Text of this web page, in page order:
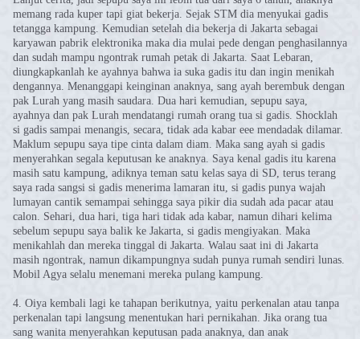
memang rada kuper tapi giat bekerja. Sejak STM dia menyukai gadis
tetangga kampung. Kemudian setelah dia bekerja di Jakarta sebagai
karyawan pabrik elektronika maka dia mulai pede dengan penghasilannya
dan sudah mampu ngontrak rumah petak di Jakarta. Saat Lebaran,
diungkapkanlah ke ayahnya bahwa ia suka gadis itu dan ingin menikah
dengannya. Menanggapi keinginan anaknya, sang ayah berembuk dengan
pak Lurah yang masih saudara. Dua hari kemudian, sepupu saya,
ayahnya dan pak Lurah mendatangi rumah orang tua si gadis. Shocklah
si gadis sampai menangis, secara, tidak ada kabar eee mendadak dilamar.
Maklum sepupu saya tipe cinta dalam diam. Maka sang ayah si gadis
menyerahkan segala keputusan ke anaknya. Saya kenal gadis itu karena
masih satu kampung, adiknya teman satu kelas saya di SD, terus terang
saya rada sangsi si gadis menerima lamaran itu, si gadis punya wajah
lumayan cantik semampai sehingga saya pikir dia sudah ada pacar atau
calon. Sehari, dua hari, tiga hari tidak ada kabar, namun dihari kelima
sebelum sepupu saya balik ke Jakarta, si gadis mengiyakan. Maka
menikahlah dan mereka tinggal di Jakarta. Walau saat ini di Jakarta
masih ngontrak, namun dikampungnya sudah punya rumah sendiri lunas.
Mobil Agya selalu menemani mereka pulang kampung.
4. Oiya kembali lagi ke tahapan berikutnya, yaitu perkenalan atau tanpa
perkenalan tapi langsung menentukan hari pernikahan. Jika orang tua
sang wanita menyerahkan keputusan pada anaknya, dan anak